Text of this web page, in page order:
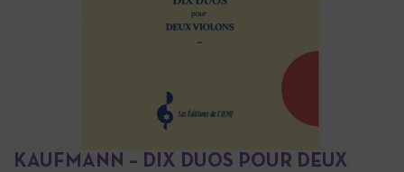
KAUFMANN – DIX DUOS POUR DEUX